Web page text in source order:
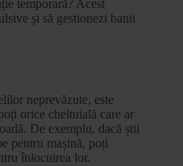
temporară? Acest
și să gestionezi banii
neprevăzute, este
orice cheltuială care ar
De exemplu, dacă știi
pentru mașină, poți
înlocuirea lor.